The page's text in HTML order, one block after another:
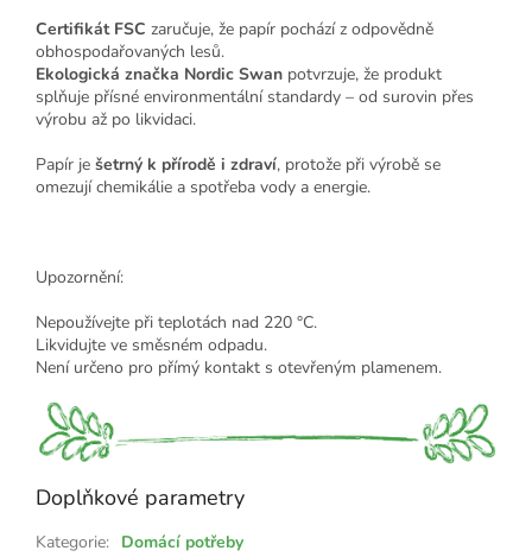
Certifikát FSC zaručuje, že papír pochází z odpovědně
obhospodařovaných lesů.
Ekologická značka Nordic Swan potvrzuje, že produkt
splňuje přísné environmentální standardy – od surovin přes
výrobu až po likvidaci.
Papír je šetrný k přírodě i zdraví, protože při výrobě se
omezují chemikálie a spotřeba vody a energie.
Upozornění:
Nepoužívejte při teplotách nad 220 °C.
Likvidujte ve směsném odpadu.
Není určeno pro přímý kontakt s otevřeným plamenem.
Doplňkové parametry
Kategorie: Domácí potřeby